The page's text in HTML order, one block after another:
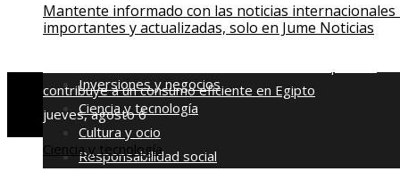
individuales más grandes y su impacto en la ciencia y
tecnología
Modelos de desarrollo sostenible basados en
contribuye a un consumo eficiente en Egipto
jueves, agosto 6
Mantente informado con las noticias internacionales
importantes y actualizadas, solo en Jume Noticias
Inversiones y negocios
Ciencia y tecnología
Cultura y ocio
Responsabilidad social
Ciencia y tecnología